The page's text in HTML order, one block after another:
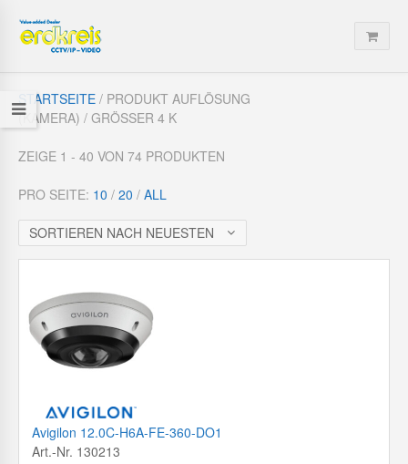
STARTSEITE / PRODUKT AUFLÖSUNG
(KAMERA) / GRÖSSER 4 K
ZEIGE 1 - 40 VON 74 PRODUKTEN
PRO SEITE: 10 / 20 / ALL
SORTIEREN NACH NEUESTEN
Avigilon 12.0C-H6A-FE-360-DO1
Art.-Nr. 130213